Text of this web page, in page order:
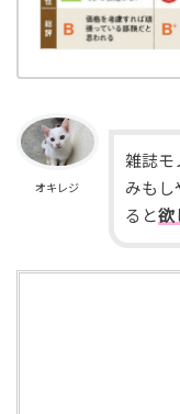
オキレジ
雑誌モ
みも
ると欲